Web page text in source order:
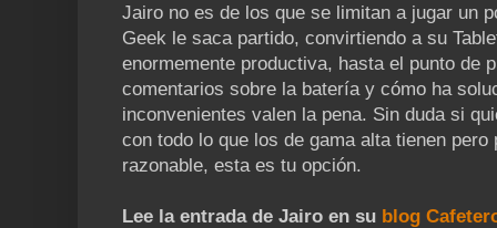
Jairo no es de los que se limitan a jugar un
Geek le saca partido, convirtiendo a su
enormemente productiva, hasta el punto de
comentarios sobre la batería y cómo ha
inconvenientes valen la pena. Sin duda si
con todo lo que los de gama alta tienen pero
razonable, esta es tu opción.
Lee la entrada de Jairo en su blog